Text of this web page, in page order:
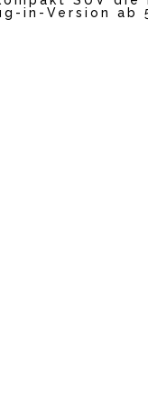
in-Version ab